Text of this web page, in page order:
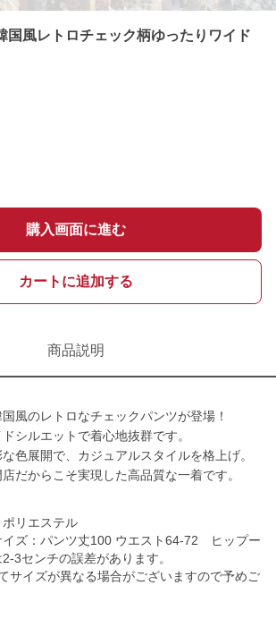
国風レトロチェック柄ゆったりワイド
購入画面に進む
カートに追加する
商品説明
風のレトロなチェックパンツが登場！
シルエットで着心地抜群です。
色展開で、カジュアルスタイルを格上げ。
だからこそ実現した高品質な一着です。
ポリエステル
イズ：パンツ丈100 ウエスト64-72 ヒップー
3センチの誤差があります。
サイズが異なる場合がございますので予めご